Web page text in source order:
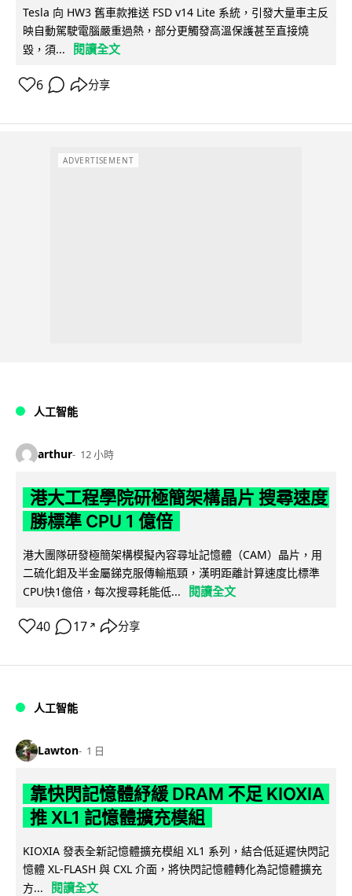
Tesla 向 HW3 舊車款推送 FSD v14 Lite 系統，引發大量車主反
映自動駕駛電腦嚴重過熱，部分更觸發高溫保護甚至直接燒
毀，須...
閱讀全文
6 分享
ADVERTISEMENT
人工智能
arthur 12 小時
港大工程學院研極簡架構晶片 搜尋速度
勝標準 CPU 1 億倍
港大團隊研發極簡架構模擬內容尋址記憶體（CAM）晶片，用
二硫化鉬及半金屬銻克服傳輸瓶頸，漢明距離計算速度比標準
CPU快1億倍，每次搜尋耗能低...
閱讀全文
40 17 ↗ 分享
人工智能
Lawton 1 日
靠快閃記憶體紓緩 DRAM 不足 KIOXIA
推 XL1 記憶體擴充模組
KIOXIA 發表全新記憶體擴充模組 XL1 系列，結合低延遲快閃記
憶體 XL-FLASH 與 CXL 介面，將快閃記憶體轉化為記憶體擴充
方...
閱讀全文